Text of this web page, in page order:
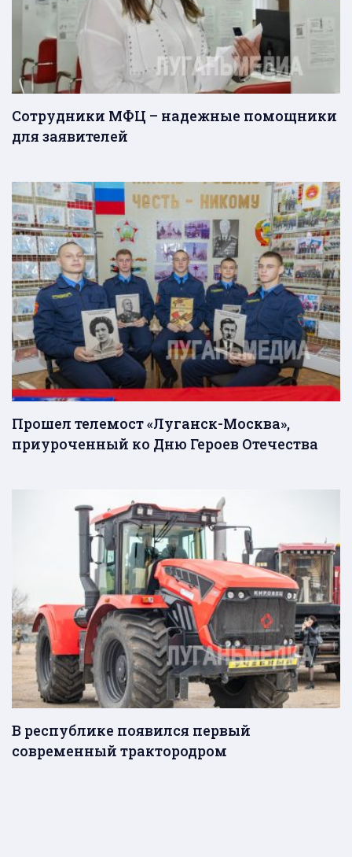
Сотрудники МФЦ – надежные помощники
для заявителей
Прошел телемост «Луганск-Москва»,
приуроченный ко Дню Героев Отечества
В республике появился первый
современный трактородром